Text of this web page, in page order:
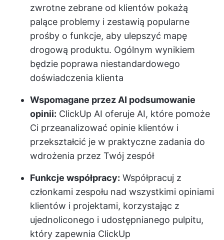
zwrotne zebrane od klientów pokażą
palące problemy i zestawią popularne
prośby o funkcje, aby ulepszyć mapę
drogową produktu. Ogólnym wynikiem
będzie poprawa niestandardowego
doświadczenia klienta
Wspomagane przez AI podsumowanie
opinii: ClickUp AI oferuje AI, które pomoże
Ci przeanalizować opinie klientów i
przekształcić je w praktyczne zadania do
wdrożenia przez Twój zespół
Funkcje współpracy: Współpracuj z
członkami zespołu nad wszystkimi opiniami
klientów i projektami, korzystając z
ujednoliconego i udostępnianego pulpitu,
który zapewnia ClickUp